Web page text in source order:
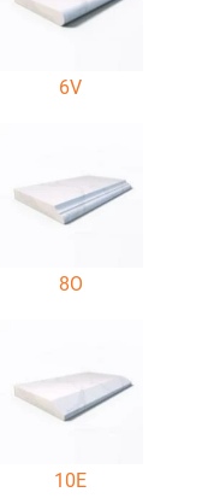
6V
8O
10E